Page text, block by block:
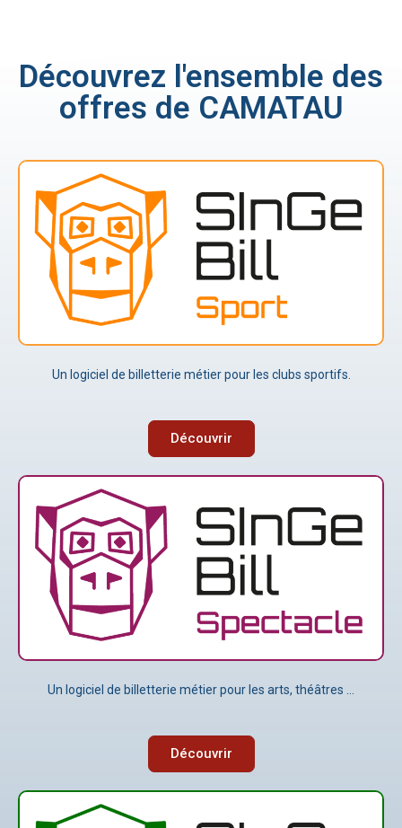
Découvrez l'ensemble des
offres de CAMATAU
Un logiciel de billetterie métier pour les clubs sportifs.
Découvrir
Un logiciel de billetterie métier pour les arts, théâtres …
Découvrir